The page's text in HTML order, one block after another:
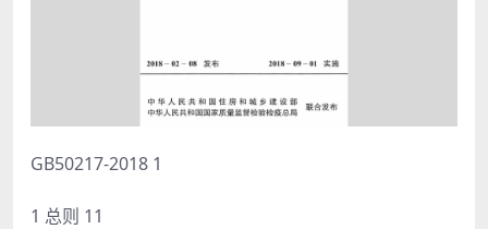
GB50217-2018 1
1 总则 11